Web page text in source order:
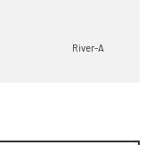
River-A